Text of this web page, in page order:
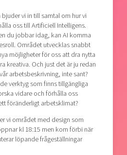
vi in till samtal om hur vi
oss till Artificiell Intelligens.
du jobbar idag, kan AI komma
Området utvecklas snabbt
möjligheter för oss att dra nytta
kreativa. Och just det är ju redan
arbetsbeskrivning, inte sant?
verktyg som finns tillgängliga
vidare och förhålla oss
föränderligt arbetsklimat?
vi området med design som
kl 18:15 men kom förbi när
löpande frågeställningar